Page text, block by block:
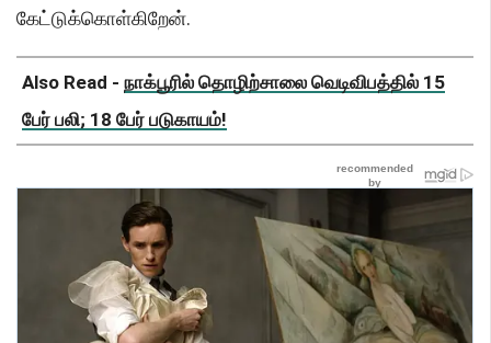
கேட்டுக்கொள்கிறேன்.
Also Read - நாக்பூரில் தொழிற்சாலை வெடிவிபத்தில் 15
பேர் பலி; 18 பேர் படுகாயம்!